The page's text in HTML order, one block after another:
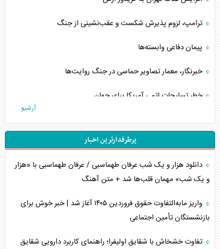
ترامپ، لزوم پذیرش شکست و عقب‌نشینی از جنگ
پیمان دفاعی‌ وابسته‌ها
خبرنگار، معمار تصاویر حماسی در جنگ روایت‌ها
خطر تسلیحات اتمی آمریکا برای جهان
جاده ابریشم فضایی/ نفوذ راهبردی و فرازمینی چین
انصارالله و تثبیت معادله «محاصره برابر محاصره»
مصالحه نافرجام سعودی – اماراتی
محدودیت صادرات نفت عربستان
آرشیو...
پرطرفدارترین اخبار
دانلود هزار و یک شب عرفان طهماسبی / عرفان طهماسبی با «هزار
و یک شب» مهمان قلب‌ها شد + متن آهنگ
واریز مابه‌التفاوت حقوق فروردین ۱۴۰۵ آغاز شد | خبر خوش برای
بازنشستگان تأمین اجتماعی
تفاوت خشخاش با شقایق اولیفرا؛ راهنمای کاربرد دارویی شقایق